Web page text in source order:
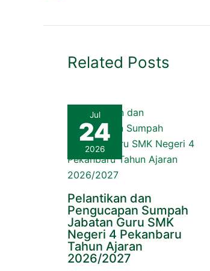
Related Posts
Jul
24
2026
Pelantikan dan
Pengucapan Sumpah
Jabatan Guru SMK
Negeri 4 Pekanbaru
Tahun Ajaran
2026/2027